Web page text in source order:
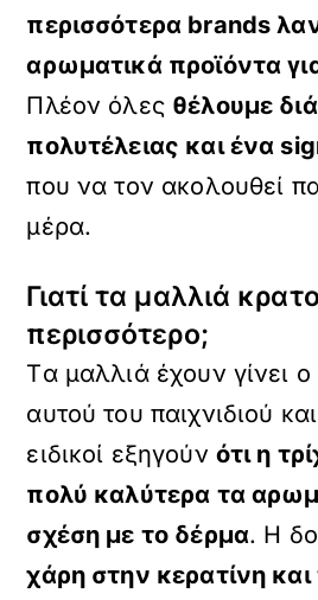
περισσότερα brands
αρωματικά προϊόντα
Πλέον όλες θέλουμε
πολυτέλειας και ένα
που να τον ακολουθεί
μέρα.
Γιατί τα μαλλιά
περισσότερο;
Tα μαλλιά έχουν γίνει
αυτού του παιχνιδιού
ειδικοί εξηγούν ότι η
πολύ καλύτερα τα
σχέση με το δέρμα. Η
χάρη στην κερατίνη